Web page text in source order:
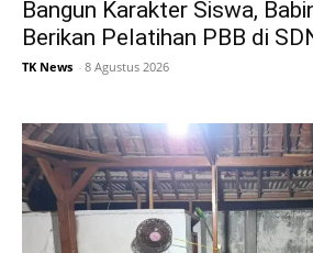
Bangun Karakter Siswa,
Berikan Pelatihan PBB di
TK News - 8 Agustus 2026